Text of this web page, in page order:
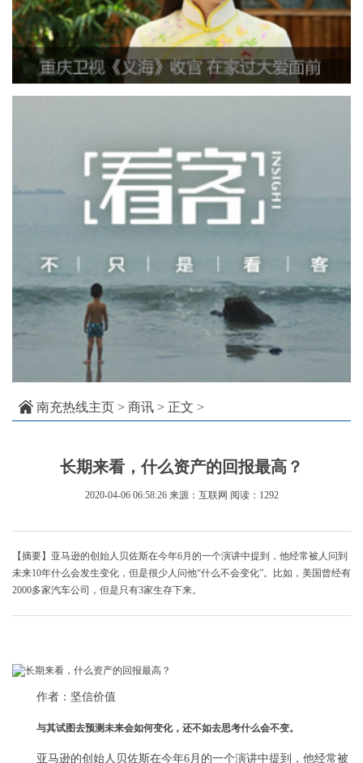
南充热线主页 > 商讯 > 正文 >
长期来看，什么资产的回报最高？
2020-04-06 06:58:26 来源：互联网 阅读：1292
【摘要】亚马逊的创始人贝佐斯在今年6月的一个演讲中提到，他经常被人问到
未来10年什么会发生变化，但是很少人问他“什么不会变化”。比如，美国曾经有
2000多家汽车公司，但是只有3家生存下来。
作者：坚信价值
与其试图去预测未来会如何变化，还不如去思考什么会不变。
亚马逊的创始人贝佐斯在今年6月的一个演讲中提到，他经常被